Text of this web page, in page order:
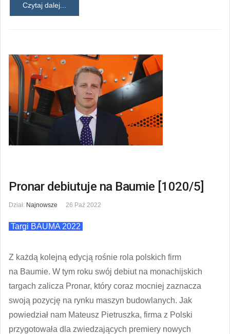
Czytaj dalej...
Pronar debiutuje na Baumie [1020/5]
Dział: Najnowsze 26 Paź 2022
Targi BAUMA 2022
Z każdą kolejną edycją rośnie rola polskich firm
na Baumie. W tym roku swój debiut na monachijskich
targach zalicza Pronar, który coraz mocniej zaznacza
swoją pozycję na rynku maszyn budowlanych. Jak
powiedział nam Mateusz Pietruszka, firma z Polski
przygotowała dla zwiedzających premiery nowych